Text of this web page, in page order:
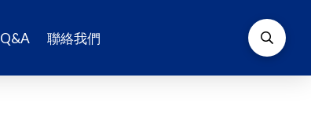
Q&A 聯絡我們